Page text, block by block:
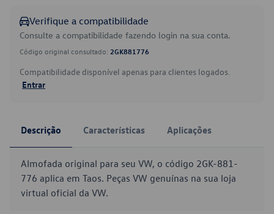
Verifique a compatibilidade
Consulte a compatibilidade fazendo login na sua conta.
Código original consultado: 2GK881776
Compatibilidade disponível apenas para clientes logados.
Entrar
Descrição Características Aplicações
Almofada original para seu VW, o código 2GK-881-
776 aplica em Taos. Peças VW genuínas na sua loja
virtual oficial da VW.